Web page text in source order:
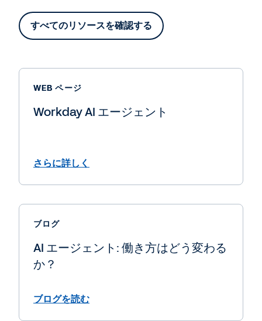
すべてのリソースを確認する
WEB ページ
Workday AI エージェント
さらに詳しく
ブログ
AI エージェント: 働き方はどう変わる
か？
ブログを読む